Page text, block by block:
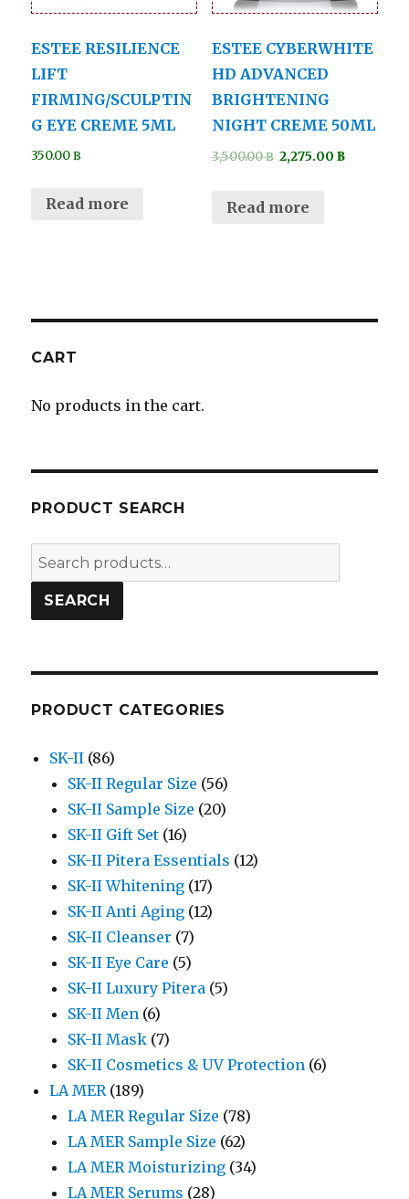
ESTEE RESILIENCE
LIFT
FIRMING/SCULPTIN
G EYE CREME 5ML
350.00฿
Read more
ESTEE CYBERWHITE
HD ADVANCED
BRIGHTENING
NIGHT CREME 50ML
3,500.00฿ 2,275.00฿
Read more
CART
No products in the cart.
PRODUCT SEARCH
Search
for:
SEARCH
PRODUCT CATEGORIES
SK-II (86)
SK-II Regular Size (56)
SK-II Sample Size (20)
SK-II Gift Set (16)
SK-II Pitera Essentials (12)
SK-II Whitening (17)
SK-II Anti Aging (12)
SK-II Cleanser (7)
SK-II Eye Care (5)
SK-II Luxury Pitera (5)
SK-II Men (6)
SK-II Mask (7)
SK-II Cosmetics & UV Protection (6)
LA MER (189)
LA MER Regular Size (78)
LA MER Sample Size (62)
LA MER Moisturizing (34)
LA MER Serums (28)